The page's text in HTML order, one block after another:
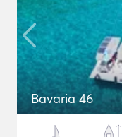
Bavaria 46